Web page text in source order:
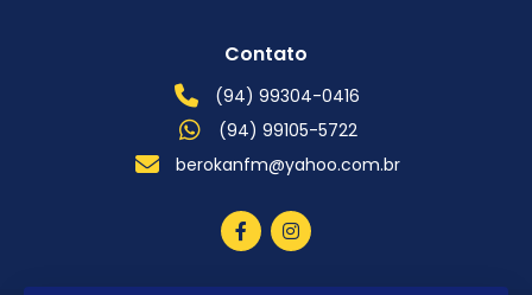
Contato
(94) 99304-0416
(94) 99105-5722
berokanfm@yahoo.com.br